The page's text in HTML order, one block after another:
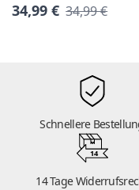
34,99 € 34,99 €
Schnellere
14
14 Tage